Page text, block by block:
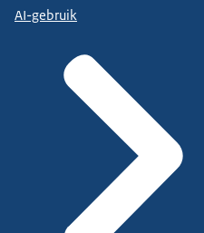
AI-gebruik